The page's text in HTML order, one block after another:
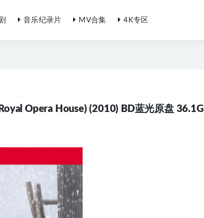
音乐纪录片 MV合集 4K专区
Opera House) (2010) BD蓝光原盘 36.1G